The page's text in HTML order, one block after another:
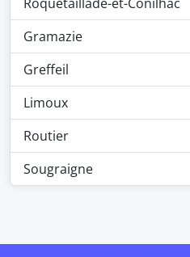
Gramazie
Greffeil
Limoux
Routier
Sougraigne